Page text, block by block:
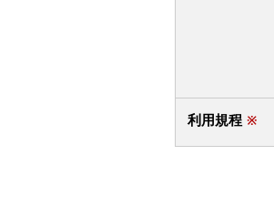
利用規程 ※